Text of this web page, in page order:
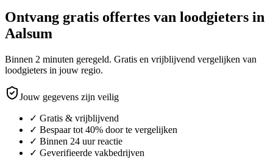
Ontvang gratis offertes van loodgieters in
Aalsum
Binnen 2 minuten geregeld. Gratis en vrijblijvend vergelijken van
loodgieters in jouw regio.
Jouw gegevens zijn veilig
✓ Gratis & vrijblijvend
✓ Bespaar tot 40% door te vergelijken
✓ Binnen 24 uur reactie
✓ Geverifieerde vakbedrijven